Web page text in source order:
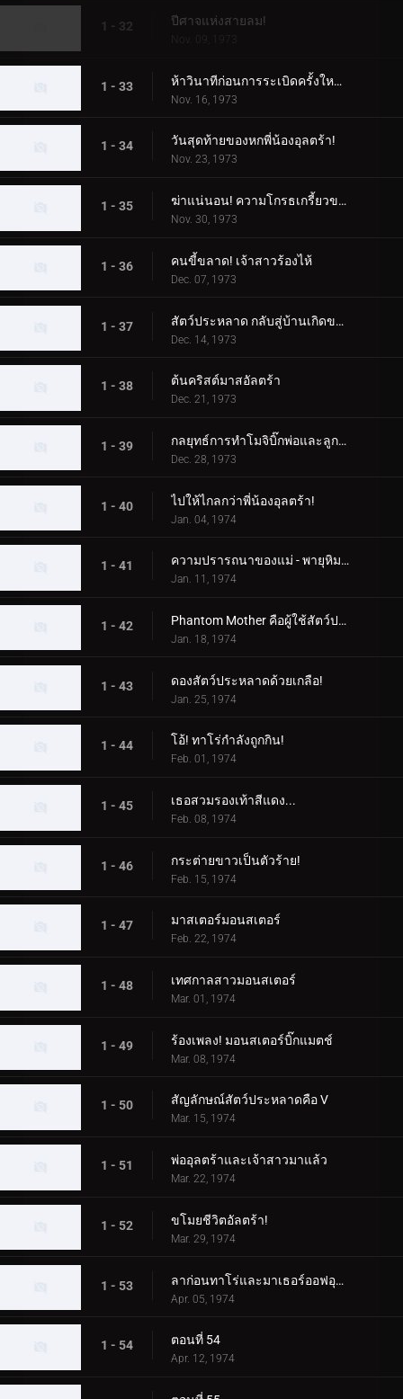
1 - 32 ปีศาจแห่งสายลม!
Nov. 09, 1973
1 - 33 ห้าวินาทีก่อนการระเบิดครั้งใหญ่ของดินแดนอุลตร้า!
Nov. 16, 1973
1 - 34 วันสุดท้ายของหกพี่น้องอุลตร้า!
Nov. 23, 1973
1 - 35 ฆ่าแน่นอน! ความโกรธเกรี้ยวของทาโร่!
Nov. 30, 1973
1 - 36 คนขี้ขลาด! เจ้าสาวร้องไห้
Dec. 07, 1973
1 - 37 สัตว์ประหลาด กลับสู่บ้านเกิดของคุณ!
Dec. 14, 1973
1 - 38 ต้นคริสต์มาสอัลตร้า
Dec. 21, 1973
1 - 39 กลยุทธ์การทำโมจิบิ๊กพ่อและลูกอุลตร้า
Dec. 28, 1973
1 - 40 ไปให้ไกลกว่าพี่น้องอุลตร้า!
Jan. 04, 1974
1 - 41 ความปรารถนาของแม่ - พายุหิมะเชอร์รี่กลางฤดูหนาว
Jan. 11, 1974
1 - 42 Phantom Mother คือผู้ใช้สัตว์ประหลาด!
Jan. 18, 1974
1 - 43 ดองสัตว์ประหลาดด้วยเกลือ!
Jan. 25, 1974
1 - 44 โอ้! ทาโร่กำลังถูกกิน!
Feb. 01, 1974
1 - 45 เธอสวมรองเท้าสีแดง...
Feb. 08, 1974
1 - 46 กระต่ายขาวเป็นตัวร้าย!
Feb. 15, 1974
1 - 47 มาสเตอร์มอนสเตอร์
Feb. 22, 1974
1 - 48 เทศกาลสาวมอนสเตอร์
Mar. 01, 1974
1 - 49 ร้องเพลง! มอนสเตอร์บิ๊กแมตช์
Mar. 08, 1974
1 - 50 สัญลักษณ์สัตว์ประหลาดคือ V
Mar. 15, 1974
1 - 51 พ่ออุลตร้าและเจ้าสาวมาแล้ว
Mar. 22, 1974
1 - 52 ขโมยชีวิตอัลตร้า!
Mar. 29, 1974
1 - 53 ลาก่อนทาโร่และมาเธอร์ออฟอุลตร้า!
Apr. 05, 1974
1 - 54 ตอนที่ 54
Apr. 12, 1974